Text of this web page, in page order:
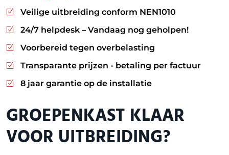
Veilige uitbreiding conform NEN1010
24/7 helpdesk – Vandaag nog geholpen!
Voorbereid tegen overbelasting
Transparante prijzen - betaling per factuur
8 jaar garantie op de installatie
GROEPENKAST KLAAR
VOOR UITBREIDING?